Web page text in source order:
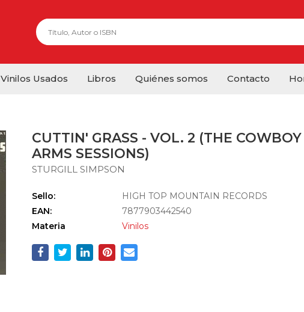
Vinilos Usados Libros Quiénes somos Contacto
CUTTIN' GRASS - VOL. 2 (THE COWBOY
ARMS SESSIONS)
STURGILL SIMPSON
Sello:
HIGH TOP MOUNTAIN RECORDS
EAN:
7877903442540
Materia
Vinilos